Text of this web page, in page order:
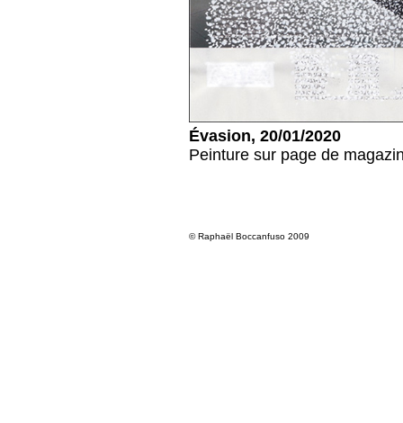
Évasion, 20/01/2020
Peinture sur page de
© Raphaël Boccanfuso 2009